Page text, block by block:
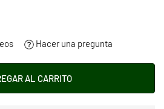
Hacer una pregunta
AL CARRITO